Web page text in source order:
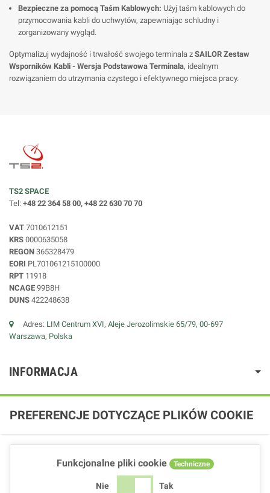
Bezpieczne za pomocą Taśm Kablowych: Użyj taśm kablowych do
przymocowania kabli do uchwytów, zapewniając schludny i
zorganizowany wygląd.
Optymalizuj wydajność i trwałość swojego terminala z SAILOR Zestaw
Wsporników Kabli - Wersja Podstawowa Terminala, idealnym
rozwiązaniem do utrzymania czystego i efektywnego miejsca pracy.
TS2 SPACE
Tel: +48 22 364 58 00, +48 22 630 70 70
VAT 7010612151
KRS 0000635058
REGON 365328479
EORI PL701061215100000
RPT 11918
NCAGE 99B8H
DUNS 422248638
Adres: LIM Centrum XVI, Aleje Jerozolimskie 65/79, 00-697
Warszawa, Polska
INFORMACJA
PREFERENCJE DOTYCZĄCE PLIKÓW COOKIE
Funkcjonalne pliki cookie Techniczne
Nie Tak